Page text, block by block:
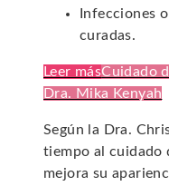
Infecciones
curadas.
Leer másCuidado
Dra. Mika Kenyah
Según la Dra.
tiempo al cuidado
mejora su